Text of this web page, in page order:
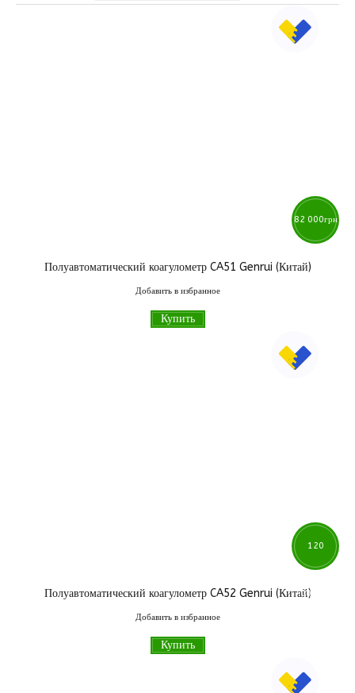
Полуавтоматический коагулометр CA51 Genrui (Китай)
Добавить в избранное
82 000грн
Купить
Полуавтоматический коагулометр CA52 Genrui (Китай)
Добавить в избранное
120
000
Купить